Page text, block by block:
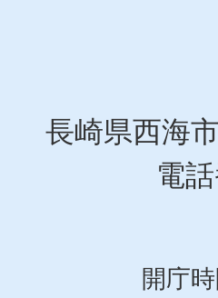
長崎県西海
電
開庁